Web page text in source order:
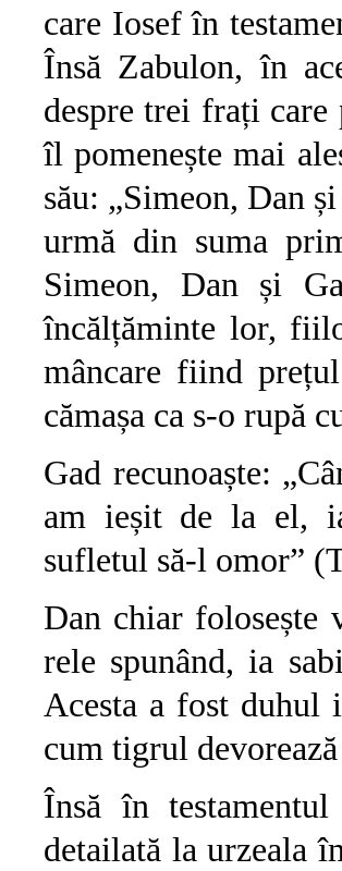
care Iosef în
Însă Zabulon, în
despre trei frați care
îl pomenește mai
său: „Simeon, Dan
urmă din suma
Simeon, Dan și
încălțăminte lor,
mâncare fiind
cămașa ca s-o rupă
Gad recunoaște:
am ieșit de la el,
sufletul să-l omor”
Dan chiar folosește
rele spunând, ia
Acesta a fost duhul
cum tigrul
Însă în
detailată la urzeala